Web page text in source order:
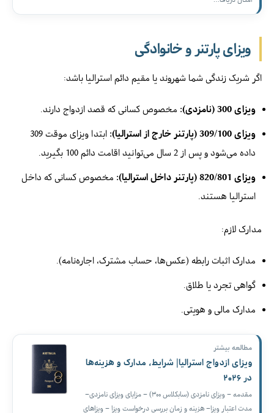
ویزای پارتنر و خانوادگی
اگر شریک زندگی شما شهروند یا مقیم دائم استرالیا باشد:
ویزای 300 (نامزدی): مخصوص کسانی که قصد ازدواج دارند.
ویزای 309/100 (پارتنر خارج از استرالیا):
ابتدا ویزای موقت 309
داده می‌شود و پس از 2 سال می‌توانید اقامت دائم 100 بگیرید.
ویزای 820/801 (پارتنر داخل استرالیا):
مخصوص کسانی که داخل
استرالیا هستند.
مدارک لازم:
مدارک اثبات رابطه (عکس‌ها، حساب مشترک، اجاره‌نامه).
گواهی تجرد یا طلاق.
مدارک مالی و هویتی.
مطالعه بیشتر
ویزای ازدواج استرالیا| شرایط، مدارک و هزینه‌ها
در ۲۰۲۶
مقدمه – ویزای نامزدی (سابکلاس ۳۰۰)‌ – مزایای ویزای نامزدی–
مدت اعتبار ویزا– هزینه و زمان بررسی درخواست ویزا – ویزاهای